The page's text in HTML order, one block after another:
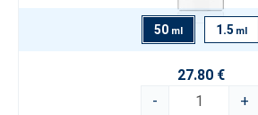
50 ml 1.5 ml
27.80 €
-
+